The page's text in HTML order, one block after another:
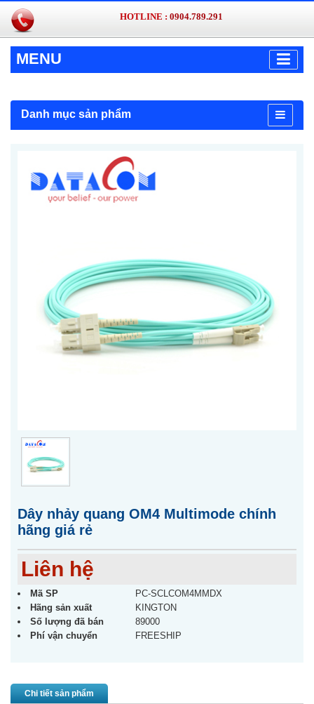
HOTLINE : 0904.789.291
MENU
Danh mục sản phẩm
Dây nhảy quang OM4 Multimode chính
hãng giá rẻ
Liên hệ
Mã SP
PC-SCLCOM4MMDX
Hãng sản xuất
KINGTON
Số lượng đã bán
89000
Phí vận chuyển
FREESHIP
Chi tiết sản phẩm